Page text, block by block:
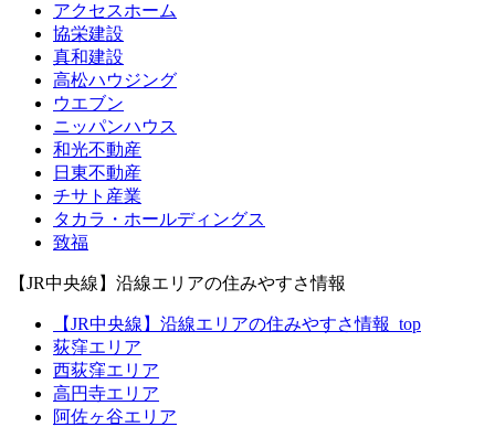
アクセスホーム
協栄建設
真和建設
高松ハウジング
ウエブン
ニッパンハウス
和光不動産
日東不動産
チサト産業
タカラ・ホールディングス
致福
【JR中央線】沿線エリアの住みやすさ情報
【JR中央線】沿線エリアの住みやすさ情報_top
荻窪エリア
西荻窪エリア
高円寺エリア
阿佐ヶ谷エリア